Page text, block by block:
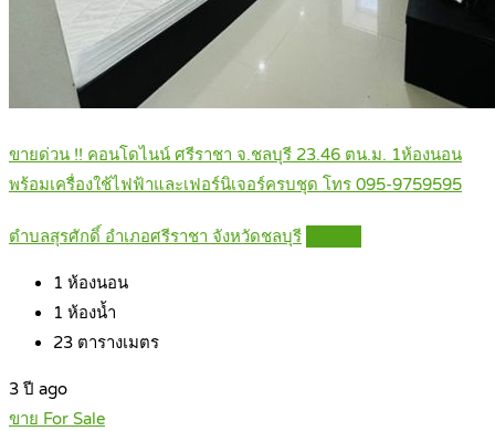
ขายด่วน !! คอนโดไนน์ ศรีราชา จ.ชลบุรี 23.46 ตน.ม. 1ห้องนอน
พร้อมเครื่องใช้ไฟฟ้าและเฟอร์นิเจอร์ครบชุด โทร 095-9759595
ตำบลสุรศักดิ์ อำเภอศรีราชา จังหวัดชลบุรี
1 ห้องนอน
1 ห้องน้ำ
23 ตารางเมตร
3 ปี ago
ขาย For Sale